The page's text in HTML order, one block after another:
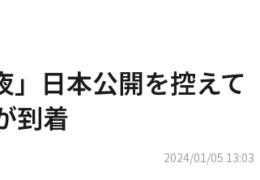
」日本公開を控えて
到着
2024/01/05 13:03